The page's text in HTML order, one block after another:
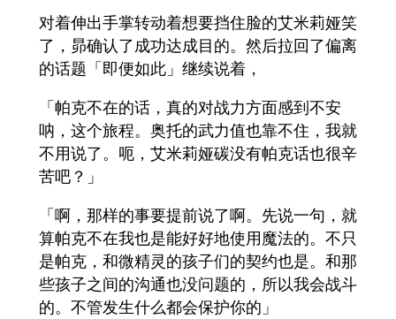
对着伸出手掌转动着想要挡住脸的艾米莉娅笑
了，昴确认了成功达成目的。然后拉回了偏离
的话题「即便如此」继续说着，
「帕克不在的话，真的对战力方面感到不安
呐，这个旅程。奥托的武力值也靠不住，我就
不用说了。呃，艾米莉娅碳没有帕克话也很辛
苦吧？」
「啊，那样的事要提前说了啊。先说一句，就
算帕克不在我也是能好好地使用魔法的。不只
是帕克，和微精灵的孩子们的契约也是。和那
些孩子之间的沟通也没问题的，所以我会战斗
的。不管发生什么都会保护你的」